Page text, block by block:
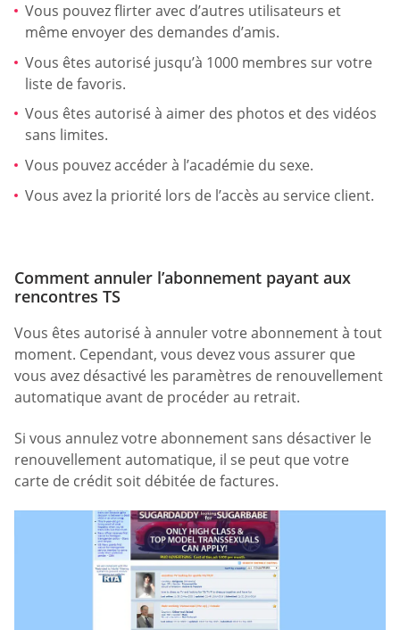
Vous pouvez flirter avec d’autres utilisateurs et
même envoyer des demandes d’amis.
Vous êtes autorisé jusqu’à 1000 membres sur votre
liste de favoris.
Vous êtes autorisé à aimer des photos et des vidéos
sans limites.
Vous pouvez accéder à l’académie du sexe.
Vous avez la priorité lors de l’accès au service client.
Comment annuler l’abonnement payant aux
rencontres TS
Vous êtes autorisé à annuler votre abonnement à tout
moment. Cependant, vous devez vous assurer que
vous avez désactivé les paramètres de renouvellement
automatique avant de procéder au retrait.
Si vous annulez votre abonnement sans désactiver le
renouvellement automatique, il se peut que votre
carte de crédit soit débitée de factures.